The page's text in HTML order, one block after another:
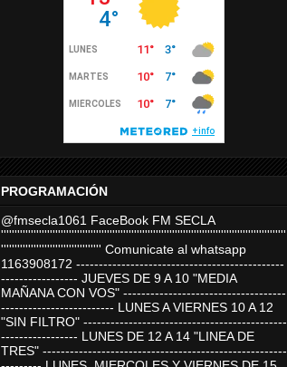
PROGRAMACIÓN
@fmsecla1061 FaceBook FM SECLA
'''''''''''''''''''''''''''''''''''''''''''''''''''''''''''''''''''''''''''''''''''''''''''''''''''''''''
''''''''''''''''''''''''''''''''''''' Comunicate al whatsapp
1163908172 ----------------------------------------------
----------------- JUEVES DE 9 A 10 "MEDIA
MAÑANA CON VOS" ------------------------------------
------------------------- LUNES A VIERNES 10 A 12
"SIN FILTRO" ---------------------------------------------
----------------- LUNES DE 12 A 14 "LINEA DE
TRES" ------------------------------------------------------